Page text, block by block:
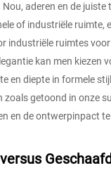
aderen en de
of industriële ruimte,
ruimtes
kan men kiezen
en diepte in formele
getoond in onze
en de ontwerpinpact